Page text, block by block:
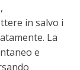
in salvo i
La
e